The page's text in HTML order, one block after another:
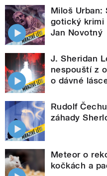
Miloš Urban:
gotický krimi
Jan Novotný
J. Sheridan
nespouští z
o dávné
Rudolf
záhady
Meteor o
kočkách a